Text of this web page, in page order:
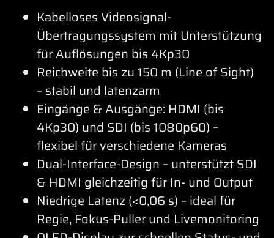
Kabelloses Videosignal-
Übertragungssystem mit Unterstützung
für Auflösungen bis 4Kp30
Reichweite bis zu 150 m (Line of Sight)
– stabil und latenzarm
Eingänge & Ausgänge: HDMI (bis
4Kp30) und SDI (bis 1080p60) –
flexibel für verschiedene Kameras
Dual-Interface-Design – unterstützt SDI
& HDMI gleichzeitig für In- und Output
Niedrige Latenz (<0,06 s) – ideal für
Regie, Fokus-Puller und Livemonitoring